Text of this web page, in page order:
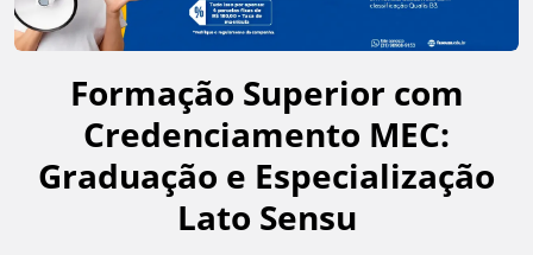
Formação Superior com
Credenciamento MEC:
Graduação e Especialização
Lato Sensu